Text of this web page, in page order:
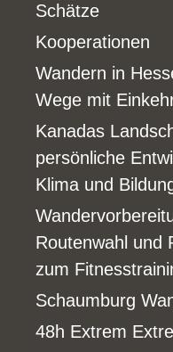
Schätze
Kooperationen
Wandern in
Wege mit
Kanadas
persönliche
Klima und
Routenwahl und
zum
Schaumburg
48h Extrem